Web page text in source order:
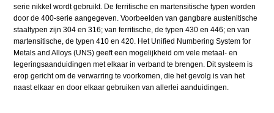
serie nikkel wordt gebruikt. De ferritische en martensitische typen worden
door de 400-serie aangegeven. Voorbeelden van gangbare austenitische
staaltypen zijn 304 en 316; van ferritische, de typen 430 en 446; en van
martensitische, de typen 410 en 420. Het Unified Numbering System for
Metals and Alloys (UNS) geeft een mogelijkheid om vele metaal- en
legeringsaanduidingen met elkaar in verband te brengen. Dit systeem is
erop gericht om de verwarring te voorkomen, die het gevolg is van het
naast elkaar en door elkaar gebruiken van allerlei aanduidingen.